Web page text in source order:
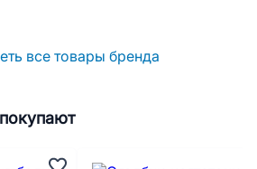
все товары бренда